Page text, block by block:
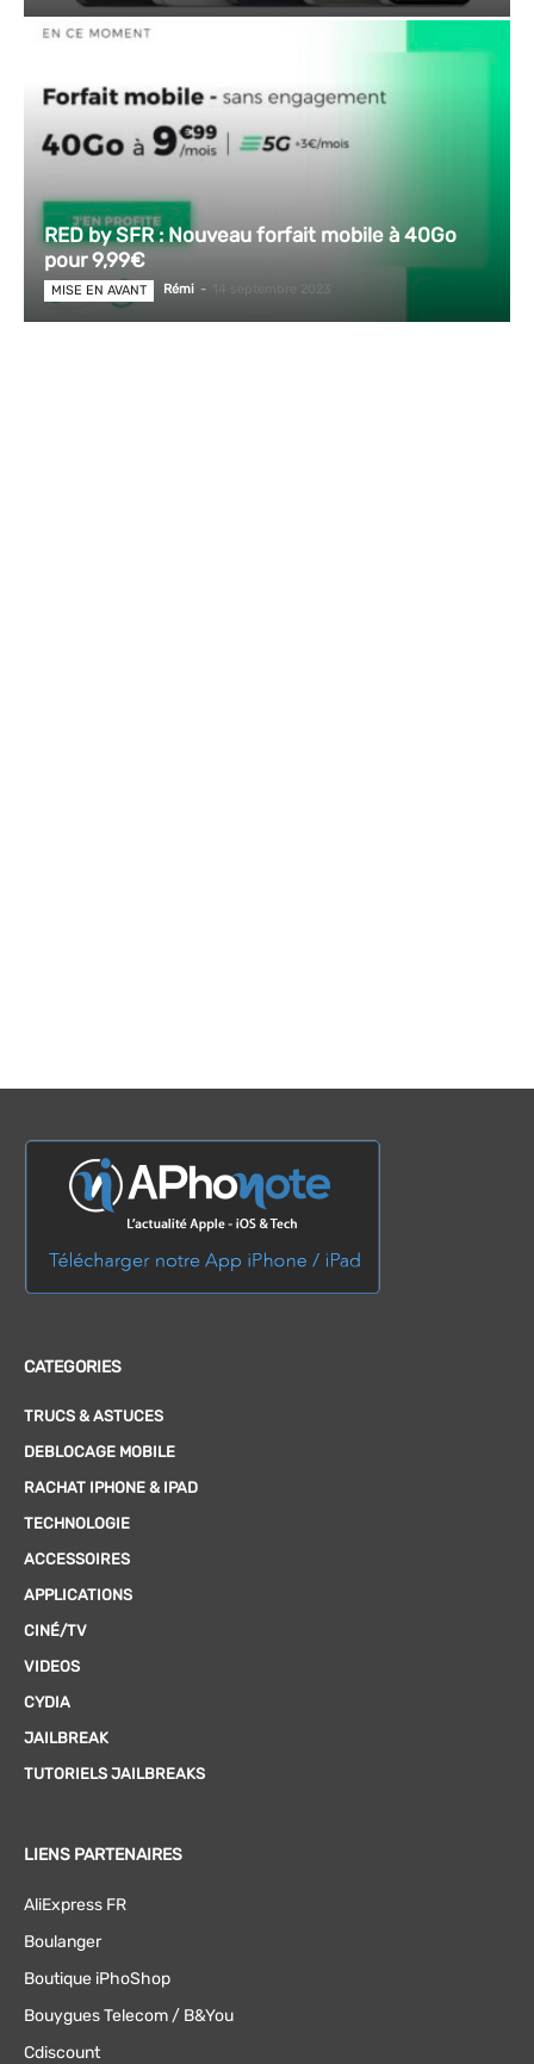
RED by SFR : Nouveau forfait mobile à 40Go
pour 9,99€
MISE EN AVANT Rémi - 14 septembre 2023
CATEGORIES
TRUCS & ASTUCES
DEBLOCAGE MOBILE
RACHAT IPHONE & IPAD
TECHNOLOGIE
ACCESSOIRES
APPLICATIONS
CINÉ/TV
VIDEOS
CYDIA
JAILBREAK
TUTORIELS JAILBREAKS
LIENS PARTENAIRES
AliExpress FR
Boulanger
Boutique iPhoShop
Bouygues Telecom / B&You
Cdiscount